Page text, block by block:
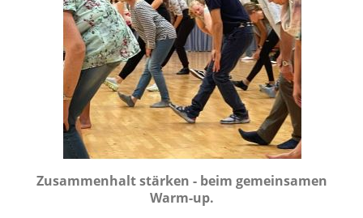
Zusammenhalt stärken - beim gemeinsamen
Warm-up.